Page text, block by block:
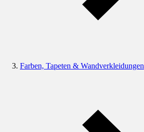
Farben, Tapeten & Wandverkleidungen